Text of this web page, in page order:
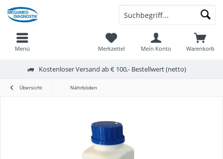
Kostenloser Versand ab € 100,- Bestellwert (netto)
Warenkorb
Merkzettel Mein Konto
Menü
Übersicht Nährböden